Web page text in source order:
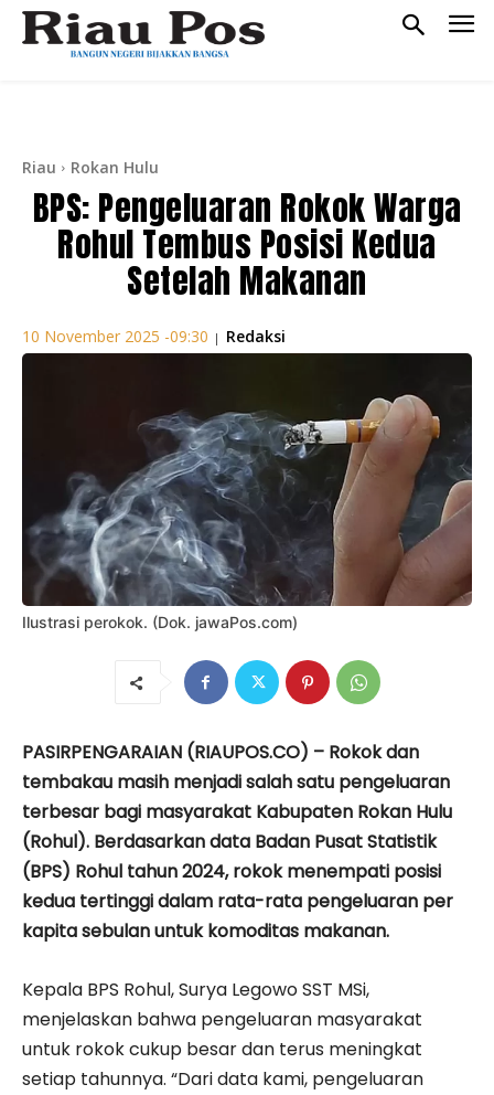
Riau Rokan Hulu
BPS: Pengeluaran Rokok Warga
Rohul Tembus Posisi Kedua
Setelah Makanan
10 November 2025 -09:30 | Redaksi
Ilustrasi perokok. (Dok. jawaPos.com)
PASIRPENGARAIAN (RIAUPOS.CO) – Rokok dan
tembakau masih menjadi salah satu pengeluaran
terbesar bagi masyarakat Kabupaten Rokan Hulu
(Rohul). Berdasarkan data Badan Pusat Statistik
(BPS) Rohul tahun 2024, rokok menempati posisi
kedua tertinggi dalam rata-rata pengeluaran per
kapita sebulan untuk komoditas makanan.
Kepala BPS Rohul, Surya Legowo SST MSi,
menjelaskan bahwa pengeluaran masyarakat
untuk rokok cukup besar dan terus meningkat
setiap tahunnya. “Dari data kami, pengeluaran